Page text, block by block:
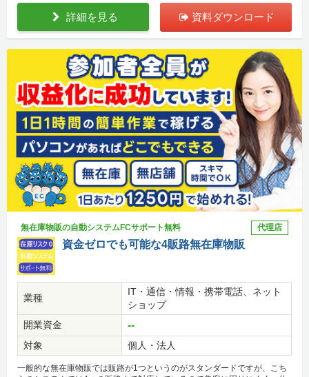
詳細を見る 資料ダウンロード
無在庫物販の自動システムFCサポート無料 代理店
資金ゼロでも可能な4販路無在庫物販
業種
IT・通信・情報・携帯電話、ネット
ショップ
開業資金
--
対象 個人・法人
一般的な無在庫物販では販路が1つというのがスタンダードですが、こち